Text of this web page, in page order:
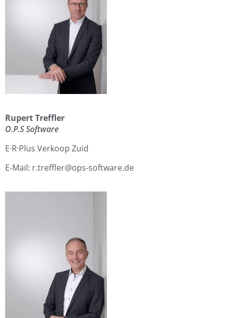
Rupert Treffler
O.P.S Software
E·R·Plus Verkoop Zuid
E-Mail: r.treffler@ops-software.de